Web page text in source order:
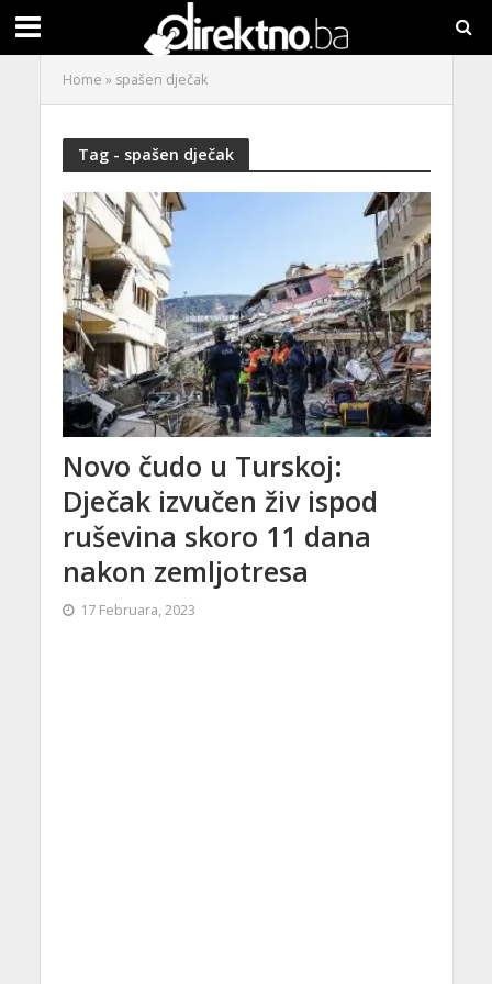
Home » spašen dječak
Tag - spašen dječak
Novo čudo u Turskoj:
Dječak izvučen živ ispod
ruševina skoro 11 dana
nakon zemljotresa
17 Februara, 2023